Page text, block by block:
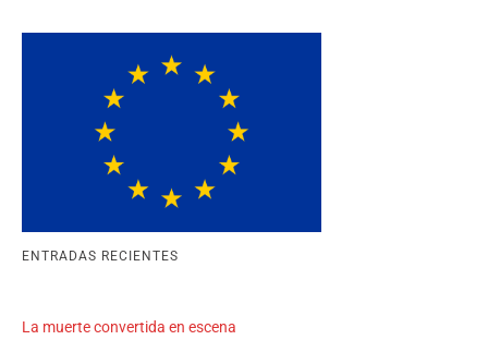
ENTRADAS RECIENTES
La muerte convertida en escena